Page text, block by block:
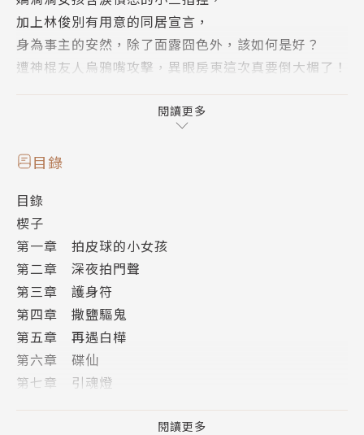
加上林俊別有用意的同居宣言，
身為事主的安然，除了面露囧色外，該如何是好？
遭神棍友人烏鴉嘴攻擊，異眼房東這次真要倒大楣了！
安然與劉天華、林俊最終決定一口氣解決，
組團與恐怖紅衣女童來個面對面的「親密」接觸。
無奈小夥伴們因故分散，
本書特色
輕懸疑靈異×更多詼諧吐槽
暢銷作家
香草，搶眼新作登場！
閱讀更多
目錄
目錄
楔子
第一章 拍皮球的小女孩
第二章 深夜拍門聲
第三章 護身符
第四章 撒鹽驅鬼
第五章 再遇白樺
第六章 碟仙
第七章 引魂燈
閱讀更多